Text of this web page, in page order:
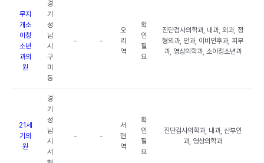
무지
개소
아청
소년
과의
원
경
기
성
남
시
구
미
동
- -
오
리
역
확
인
필
요
진단검사의학과, 내과, 외과, 정
형외과, 안과, 이비인후과, 피부
과, 영상의학과, 소아청소년과
21세
기의
원
경
기
성
남
시
서
- -
서
현
역
확
인
필
요
진단검사의학과, 내과, 산부인
과, 영상의학과